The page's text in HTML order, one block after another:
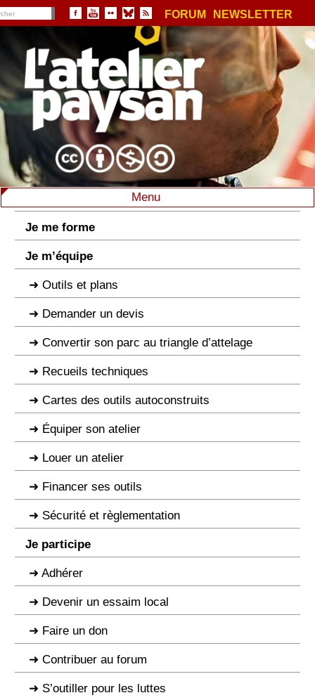
FORUM NEWSLETTER
Menu
Je me forme
Je m’équipe
Outils et plans
Demander un devis
Convertir son parc au triangle d’attelage
Recueils techniques
Cartes des outils autoconstruits
Équiper son atelier
Louer un atelier
Financer ses outils
Sécurité et règlementation
Je participe
Adhérer
Devenir un essaim local
Faire un don
Contribuer au forum
S’outiller pour les luttes